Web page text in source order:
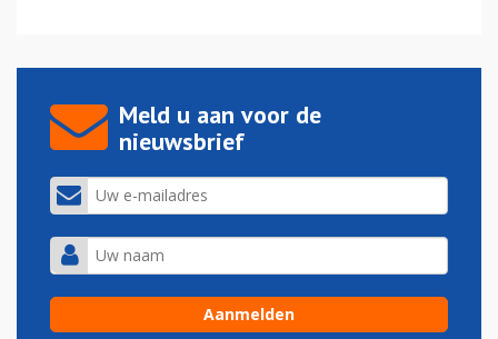
Meld u aan voor de
nieuwsbrief